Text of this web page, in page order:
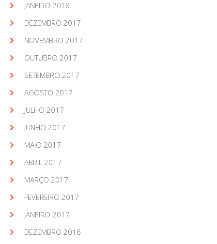
JANEIRO 2018
DEZEMBRO 2017
NOVEMBRO 2017
OUTUBRO 2017
SETEMBRO 2017
AGOSTO 2017
JULHO 2017
JUNHO 2017
MAIO 2017
ABRIL 2017
MARÇO 2017
FEVEREIRO 2017
JANEIRO 2017
DEZEMBRO 2016